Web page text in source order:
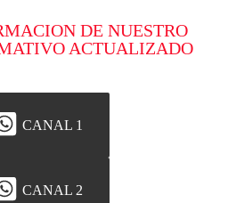
DE NUESTRO
ACTUALIZADO
CANAL 1
CANAL 2